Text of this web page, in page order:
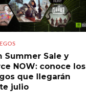
Summer Sale y
NOW: conoce los
que llegarán
julio